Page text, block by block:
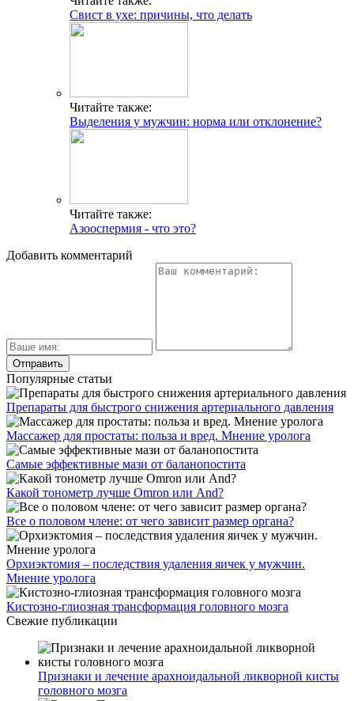
Свист в ухе: причины, что делать
Читайте также:
Выделения у мужчин: норма или отклонение?
Читайте также:
Азооспермия - что это?
Добавить комментарий
Популярные статьи
Препараты для быстрого снижения артериального давления
Массажер для простаты: польза и вред. Мнение уролога
Самые эффективные мази от баланопостита
Какой тонометр лучше Omron или And?
Все о половом члене: от чего зависит размер органа?
Орхиэктомия – последствия удаления яичек у мужчин.
Мнение уролога
Кистозно-глиозная трансформация головного мозга
Свежие публикации
Признаки и лечение арахноидальной ликворной кисты
головного мозга